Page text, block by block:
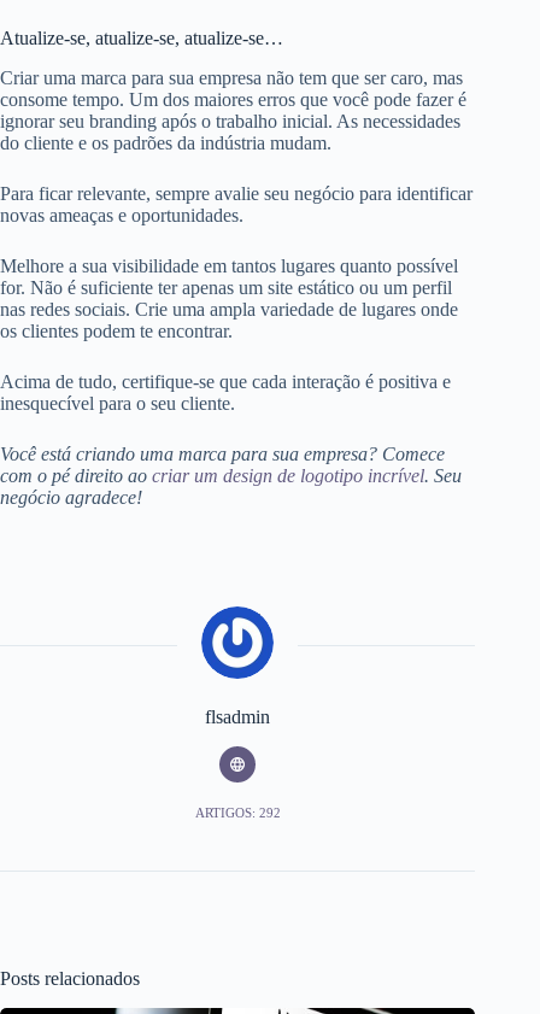
Atualize-se, atualize-se, atualize-se…
Criar uma marca para sua empresa não tem que ser caro, mas
consome tempo. Um dos maiores erros que você pode fazer é
ignorar seu branding após o trabalho inicial. As necessidades
do cliente e os padrões da indústria mudam.
Para ficar relevante, sempre avalie seu negócio para identificar
novas ameaças e oportunidades.
Melhore a sua visibilidade em tantos lugares quanto possível
for. Não é suficiente ter apenas um site estático ou um perfil
nas redes sociais. Crie uma ampla variedade de lugares onde
os clientes podem te encontrar.
Acima de tudo, certifique-se que cada interação é positiva e
inesquecível para o seu cliente.
Você está criando uma marca para sua empresa? Comece
com o pé direito ao criar um design de logotipo incrível. Seu
negócio agradece!
flsadmin
ARTIGOS: 292
Posts relacionados